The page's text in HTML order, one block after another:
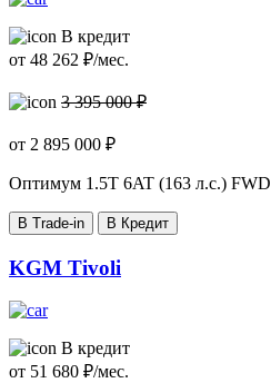
В кредит
от 48 262 ₽/мес.
3 395 000 ₽
от 2 895 000 ₽
Оптимум 1.5T 6AT (163 л.с.) FWD
В Trade-in В Кредит
KGM Tivoli
В кредит
от 51 680 ₽/мес.